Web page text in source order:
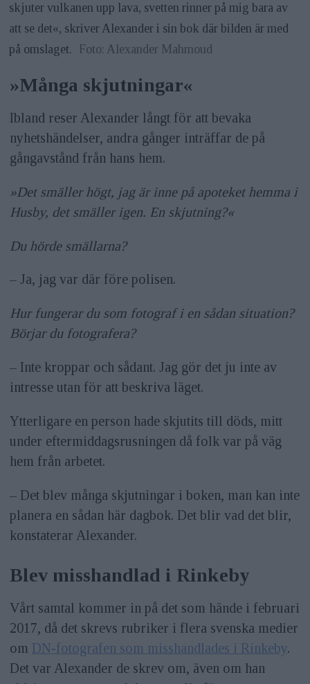
skjuter vulkanen upp lava, svetten rinner på mig bara av
att se det«, skriver Alexander i sin bok där bilden är med
på omslaget. Foto: Alexander Mahmoud
»Många skjutningar«
Ibland reser Alexander långt för att bevaka
nyhetshändelser, andra gånger inträffar de på
gångavstånd från hans hem.
»Det smäller högt, jag är inne på apoteket hemma i
Husby, det smäller igen. En skjutning?«
Du hörde smällarna?
– Ja, jag var där före polisen.
Hur fungerar du som fotograf i en sådan situation?
Börjar du fotografera?
– Inte kroppar och sådant. Jag gör det ju inte av
intresse utan för att beskriva läget.
Ytterligare en person hade skjutits till döds, mitt
under eftermiddagsrusningen då folk var på väg
hem från arbetet.
– Det blev många skjutningar i boken, man kan inte
planera en sådan här dagbok. Det blir vad det blir,
konstaterar Alexander.
Blev misshandlad i Rinkeby
Vårt samtal kommer in på det som hände i februari
2017, då det skrevs rubriker i flera svenska medier
om DN-fotografen som misshandlades i Rinkeby.
Det var Alexander de skrev om, även om han